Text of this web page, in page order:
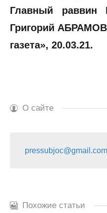
Главный
Григорий
газета», 20.03.21.
О сайте
pressubjoc@gmail.com
Похожие статьи